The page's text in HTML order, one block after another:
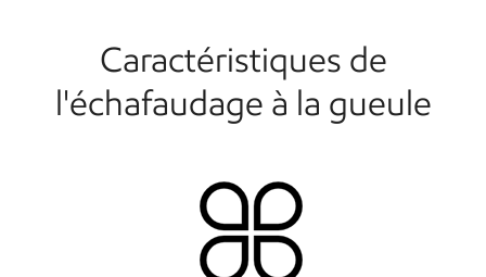
Caractéristiques de
l'échafaudage à la gueule